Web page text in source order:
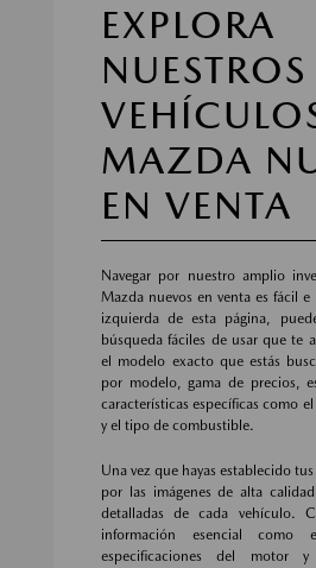
EXPLORA
NUESTROS
MAZDA
EN VENTA
Navegar por nuestro amplio
Mazda nuevos en venta es fácil
izquierda de esta página,
búsqueda fáciles de usar que te
el modelo exacto que estás
por modelo, gama de precios,
características específicas como
y el tipo de combustible.
Una vez que hayas establecido
por las imágenes de alta
detalladas de cada vehículo.
información esencial como
especificaciones del motor y